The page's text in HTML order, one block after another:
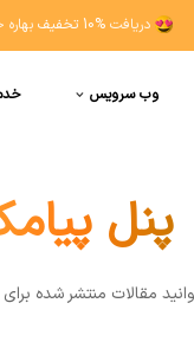
دریافت 10% تخفیف
وب سرویس
پنل
مقالات منتشر شده